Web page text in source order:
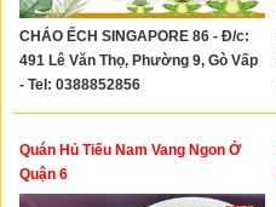
CHÁO ẾCH SINGAPORE 86 - Đ/c:
491 Lê Văn Thọ, Phường 9, Gò Vấp
- Tel: 0388852856
Quán Hủ Tiếu Nam Vang Ngon Ở
Quận 6